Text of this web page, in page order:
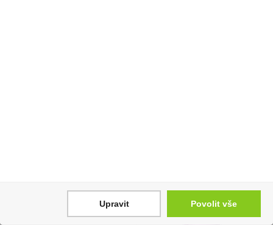
Upravit Povolit vše